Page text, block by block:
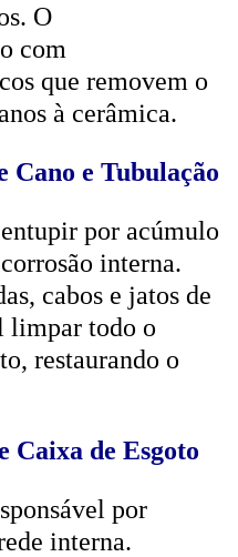
O
com
que removem o
à cerâmica.
Cano e Tubulação
por acúmulo
interna.
cabos e jatos de
limpar todo o
restaurando o
Caixa de Esgoto
por
interna.